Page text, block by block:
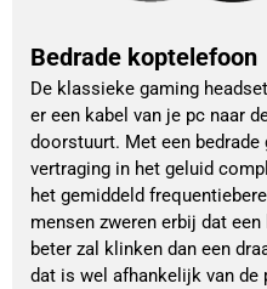
Bedrade koptelefoon
De klassieke gaming
er een kabel van je pc naar
doorstuurt. Met een
vertraging in het geluid
het gemiddeld
mensen zweren erbij dat
beter zal klinken dan een
dat is wel afhankelijk van de